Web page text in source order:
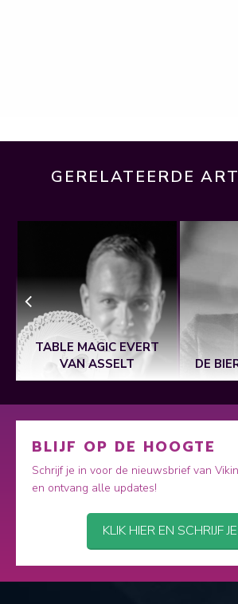
GERELATEERDE
TABLE MAGIC EVERT
VAN ASSELT
DE
BLIJF OP DE HOOGTE
Schrijf je in voor de nieuwsbrief van
en ontvang alle updates!
KLIK HIER EN SCHRIJF